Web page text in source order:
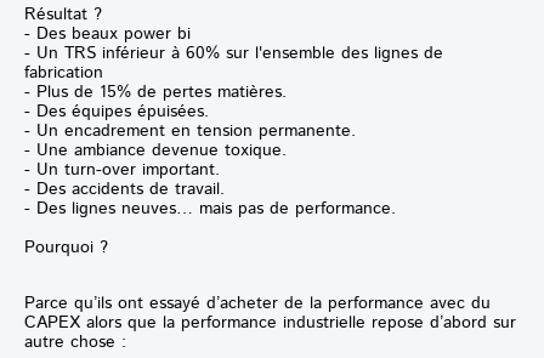
Résultat ?
- Des beaux power bi
- Un TRS inférieur à 60% sur l'ensemble des lignes de
fabrication
- Plus de 15% de pertes matières.
- Des équipes épuisées.
- Un encadrement en tension permanente.
- Une ambiance devenue toxique.
- Un turn-over important.
- Des accidents de travail.
- Des lignes neuves… mais pas de performance.
Pourquoi ?
Parce qu’ils ont essayé d’acheter de la performance avec du
CAPEX alors que la performance industrielle repose d’abord sur
autre chose :